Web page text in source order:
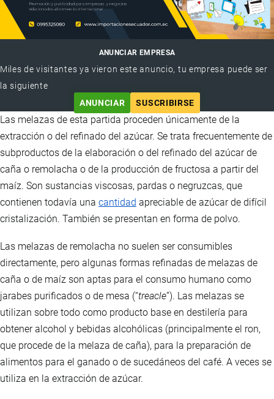
ANUNCIAR EMPRESA
Miles de visitantes ya vieron este anuncio, tu empresa puede ser
la siguiente
ANUNCIAR
SUSCRIBIRSE
Las melazas de esta partida proceden únicamente de la
extracción o del refinado del azúcar. Se trata frecuentemente de
subproductos de la elaboración o del refinado del azúcar de
caña o remolacha o de la producción de fructosa a partir del
maíz. Son sustancias viscosas, pardas o negruzcas, que
contienen todavía una cantidad apreciable de azúcar de difícil
cristalización. También se presentan en forma de polvo.
Las melazas de remolacha no suelen ser consumibles
directamente, pero algunas formas refinadas de melazas de
caña o de maíz son aptas para el consumo humano como
jarabes purificados o de mesa (“treacle”). Las melazas se
utilizan sobre todo como producto base en destilería para
obtener alcohol y bebidas alcohólicas (principalmente el ron,
que procede de la melaza de caña), para la preparación de
alimentos para el ganado o de sucedáneos del café. A veces se
utiliza en la extracción de azúcar.